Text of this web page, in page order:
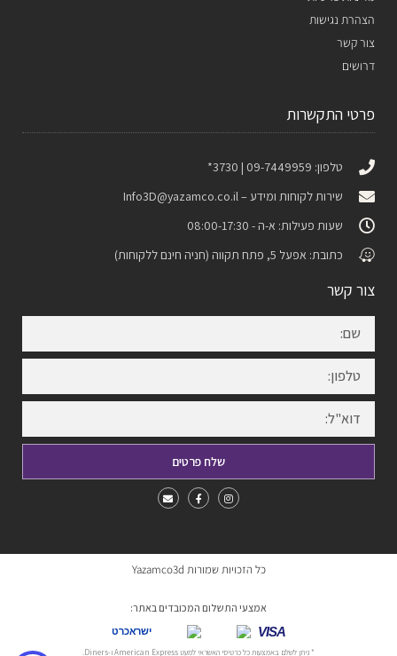
הצהרת נגישות
צור קשר
דרושים
פרטי התקשרות
טלפון: 09-7449959 | 3730*
שירות לקוחות ומידע –Info3D@yazamco.co.il
שעות פעילות: א-ה - 08:00-17:30
כתובת: אפעל 5, פתח תקווה (חניה חינם ללקוחות)
צור קשר
שלח פרטים
כל הזכויות שמורות Yazamco3d
אמצעי התשלום המכובדים באתר:
VISA
ישראכרט
* ניתן לשלם באמצעות כל כרטיסי האשראי למעט American Express ו-Diners.